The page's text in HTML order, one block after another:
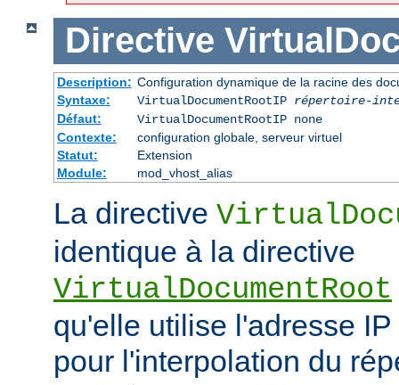
Directive
Description: Configuration dynamique de la racine des
Syntaxe:
VirtualDocumentRootIP répertoire-
Défaut:
VirtualDocumentRootIP none
Contexte:
configuration globale, serveur virtuel
Statut:
Extension
Module:
mod_vhost_alias
La directive
identique à la directive
VirtualDocumentRoot
qu'elle utilise l'adresse
pour l'interpolation du